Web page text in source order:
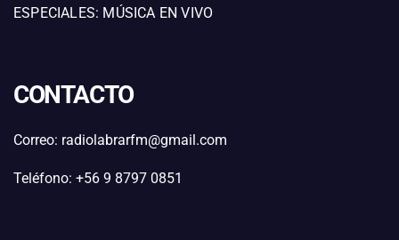
ESPECIALES: MÚSICA EN VIVO
CONTACTO
Correo: radiolabrarfm@gmail.com
Teléfono: +56 9 8797 0851